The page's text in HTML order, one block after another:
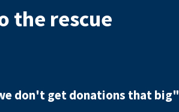
the rescue
don't get donations that big"